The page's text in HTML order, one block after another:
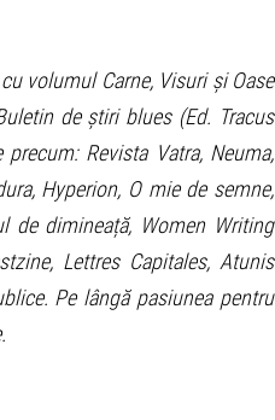
volumul Carne, Visuri și Oase
de știri blues (Ed. Tracus
Revista Vatra, Neuma,
Hyperion, O mie de semne,
de dimineață, Women Writing
Lettres Capitales, Atunis
Pe lângă pasiunea pentru